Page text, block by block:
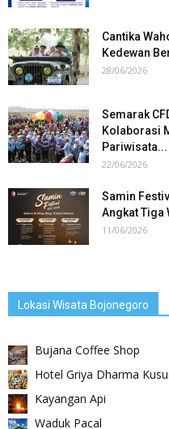
Cantika
Kedewan
28/06/2026
Semarak
Kolaborasi
Pariwisata...
22/06/2026
Samin
Angkat Tiga
11/06/2026
Lokasi Wisata Bojonegoro
Bujana Coffee Shop
Hotel Griya Dharma
Kayangan Api
Waduk Pacal